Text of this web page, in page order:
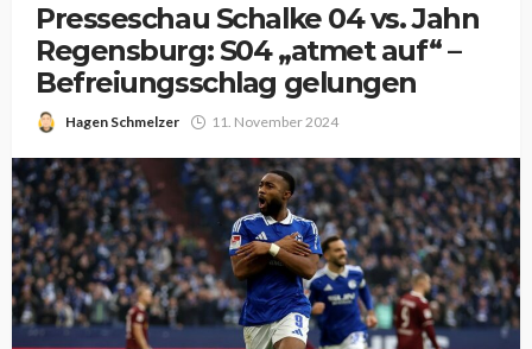
Presseschau Schalke 04 vs. Jahn
Regensburg: S04 „atmet auf“ –
Befreiungsschlag gelungen
Hagen Schmelzer 11. November 2024